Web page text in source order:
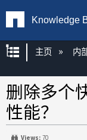
Knowledge
扩展/隐缩
主页 内
删除多个
性能？
Views: 70